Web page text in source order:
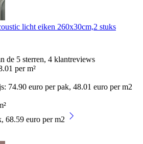
licht eiken 260x30cm,2 stuks
de 5 sterren, 4 klantreviews
per m²
74.90 euro per pak, 48.01 euro per m2
68.59 euro per m2